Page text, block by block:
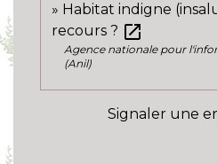
Habitat indigne
recours ? open_in_new
Agence nationale pour
(Anil)
Signaler une